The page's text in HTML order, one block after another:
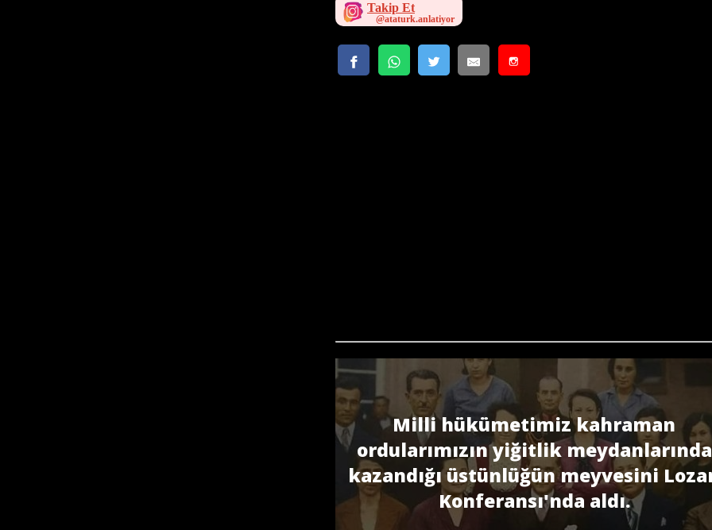
Takip Et
Milli hükümetimiz kahraman
ordularımızın yiğitlik meydanlarında
kazandığı üstünlüğün meyvesini
Konferansı'nda aldı.